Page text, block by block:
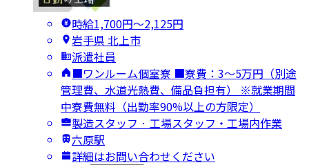
時給1,700円〜2,125円
岩手県 北上市
派遣社員
■ワンルーム個室寮 ■寮費：3～5万円（別途
管理費、水道光熱費、備品負担有） ※就業期間
中寮費無料（出勤率90%以上の方限定）
製造スタッフ · 工場スタッフ・工場内作業
六原駅
詳細はお問い合わせください